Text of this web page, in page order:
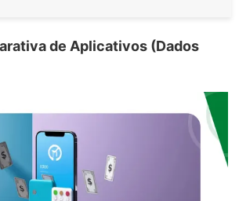
de Aplicativos (Dados